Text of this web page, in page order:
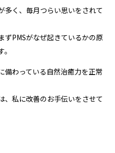
多く、毎月つらい思いをされて
ずPMSがなぜ起きているかの原
備わっている自然治癒力を正常
、私に改善のお手伝いをさせて